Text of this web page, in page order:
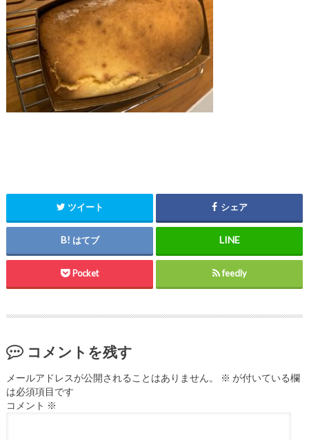
ツイート シェア
はてブ
Pocket feedly
コメントを残す
メールアドレスが公開されることはありません。 ※ が付いている欄
は必須項目です
コメント ※